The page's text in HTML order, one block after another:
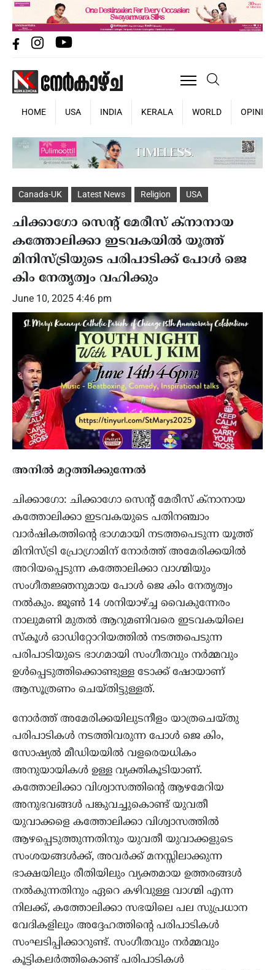
HOME USA INDIA KERALA WORLD OPINION
Canada-UK Latest News Religion USA
ചിക്കാഗോ സെന്റ് മേരീസ് ക്‌നാനായ
കത്തോലിക്കാ ഇടവകയിൽ യൂത്ത്
മിനിസ്ട്രിയുടെ പരിപാടിക്ക് പോൾ ജെ
കിം നേതൃത്വം വഹിക്കും
June 10, 2025 4:46 pm
അനിൽ മറ്റത്തിക്കുന്നേൽ
ചിക്കാഗോ: ചിക്കാഗോ സെന്റ് മേരീസ് ക്‌നാനായ
കത്തോലിക്കാ ഇടവകയുടെ പതിനഞ്ചാം
വാർഷികത്തിന്റെ ഭാഗമായി നടത്തപെടുന്ന യൂത്ത്
മിനിസ്ട്രി പ്രോഗ്രാമിന് നോർത്ത് അമേരിക്കയിൽ
അറിയപ്പെടുന്ന കത്തോലിക്കാ വാഗ്മിയും
സംഗീതജ്ഞനുമായ പോൾ ജെ കിം നേതൃത്വം
നൽകും. ജൂൺ 14 ശനിയാഴ്ച്ച വൈകുന്നേരം
നാലുമണി മുതൽ ആറുമണിവരെ ഇടവകയിലെ
സ്‌കൂൾ ഓഡിറ്റോറിയത്തിൽ നടത്തപെടുന്ന
പരിപാടിയുടെ ഭാഗമായി സംഗീതവും നർമ്മവും
ഉൾപ്പെടുത്തിക്കൊണ്ടുള്ള ടോക്ക് ഷോയാണ്
ആസൂത്രണം ചെയ്തിട്ടുള്ളത്.
നോർത്ത് അമേരിക്കയിലുടനീളം യാത്രചെയ്തു
പരിപാടികൾ നടത്തിവരുന്ന പോൾ ജെ കിം,
സോഷ്യൽ മീഡിയയിൽ വളരെയധികം
അനുയായികൾ ഉള്ള വ്യക്തികൂടിയാണ്.
കത്തോലിക്കാ വിശ്വാസത്തിന്റെ ആഴമേറിയ
അനുഭവങ്ങൾ പങ്കുവച്ചുകൊണ്ട് യുവതീ
യുവാക്കളെ കത്തോലിക്കാ വിശ്വാസത്തിൽ
ആഴപ്പെടുത്തുന്നതിനും യുവതീ യുവാക്കളുടെ
സംശയങ്ങൾക്ക്, അവർക്ക് മനസ്സിലാക്കുന്ന
ഭാക്ഷയിലും രീതിയിലും വ്യക്തമായ ഉത്തരങ്ങൾ
നൽകുന്നതിനും ഏറെ കഴിവുള്ള വാഗ്മി എന്ന
നിലക്ക്, കത്തോലിക്കാ സഭയിലെ പല സുപ്രധാന
വേദികളിലും അദ്ദേഹത്തിന്റെ പരിപാടികൾ
സംഘടിപ്പിക്കാറുണ്ട്. സംഗീതവും നർമ്മവും
കൂട്ടികലർത്തികൊണ്ട് പരിപാടികൾ